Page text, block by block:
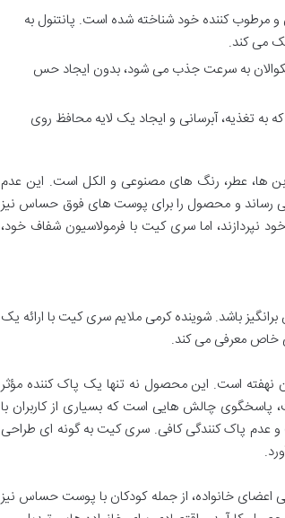
و مرطوب کننده خود شناخته شده است. پانتنول به
می کند.
به سرعت جذب می شود، بدون ایجاد حس
به تغذیه، آبرسانی و ایجاد یک لایه محافظ روی
ها، عطر، رنگ های مصنوعی و الکل است. این عدم
رساند و محصول را برای پوست های فوق حساس نیز
نپردازند، اما سری کیت با فرمولاسیون شفاف خود،
باشد. شوینده کرمی ملایم سری کیت با ارائه یک
خاص معرفی می کند.
نهفته است. این محصول نه تنها یک پاک کننده مؤثر
پاسخگوی چالش هایی است که بسیاری از کاربران با
عدم پاک کنندگی کافی. سری کیت به گونه ای طراحی
اعضای خانواده، از جمله کودکان با پوست حساس نیز